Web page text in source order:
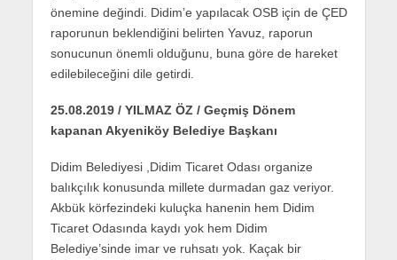
önemine değindi. Didim’e yapılacak OSB için de ÇED
raporunun beklendiğini belirten Yavuz, raporun
sonucunun önemli olduğunu, buna göre de hareket
edilebileceğini dile getirdi.
25.08.2019 / YILMAZ ÖZ / Geçmiş Dönem
kapanan Akyeniköy Belediye Başkanı
Didim Belediyesi ,Didim Ticaret Odası organize
balıkçılık konusunda millete durmadan gaz veriyor.
Akbük körfezindeki kuluçka hanenin hem Didim
Ticaret Odasında kaydı yok hem Didim
Belediye’sinde imar ve ruhsatı yok. Kaçak bir